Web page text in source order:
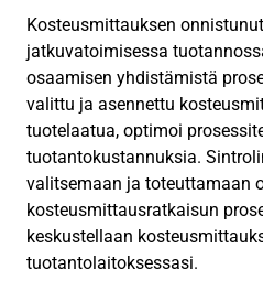
Kosteusmittauksen
jatkuvatoimisessa
osaamisen yhdistämistä
valittu ja asennettu
tuotelaatua, optimoi
tuotantokustannuksia.
valitsemaan ja toteuttamaan
kosteusmittausratkaisun
keskustellaan
tuotantolaitoksessasi.